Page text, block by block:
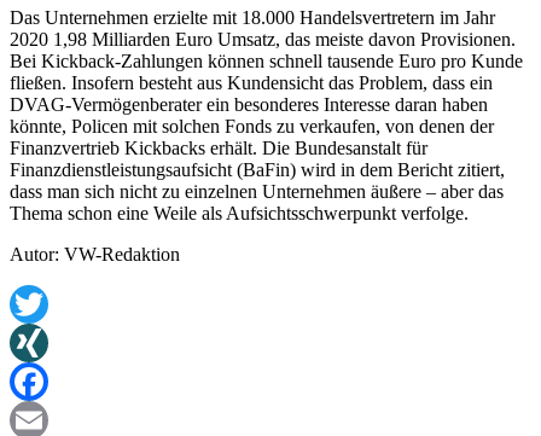
Das Unternehmen erzielte mit 18.000 Handelsvertretern im Jahr
2020 1,98 Milliarden Euro Umsatz, das meiste davon Provisionen.
Bei Kickback-Zahlungen können schnell tausende Euro pro Kunde
fließen. Insofern besteht aus Kundensicht das Problem, dass ein
DVAG-Vermögenberater ein besonderes Interesse daran haben
könnte, Policen mit solchen Fonds zu verkaufen, von denen der
Finanzvertrieb Kickbacks erhält. Die Bundesanstalt für
Finanzdienstleistungsaufsicht (BaFin) wird in dem Bericht zitiert,
dass man sich nicht zu einzelnen Unternehmen äußere – aber das
Thema schon eine Weile als Aufsichtsschwerpunkt verfolge.
Autor: VW-Redaktion
Twitter
XING
Facebook